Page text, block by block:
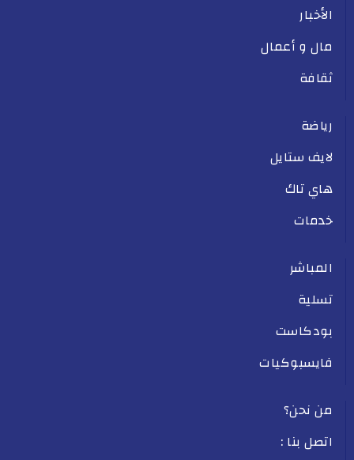
الأخبار
مال و أعمال
ثقافة
رياضة
لايف ستايل
هاي تاك
خدمات
المباشر
تسلية
بودكاست
فايسبوكيات
من نحن؟
اتصل بنا :